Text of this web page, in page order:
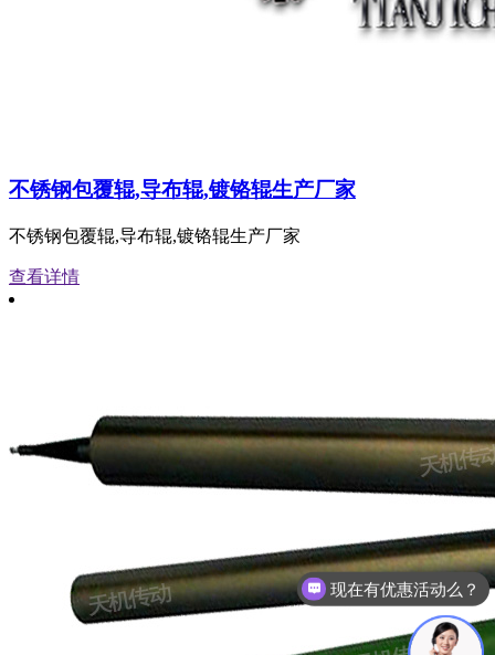
不锈钢包覆辊,导布辊,镀铬辊生产厂家
不锈钢包覆辊,导布辊,镀铬辊生产厂家
查看详情
可以介绍下你们的产品么？